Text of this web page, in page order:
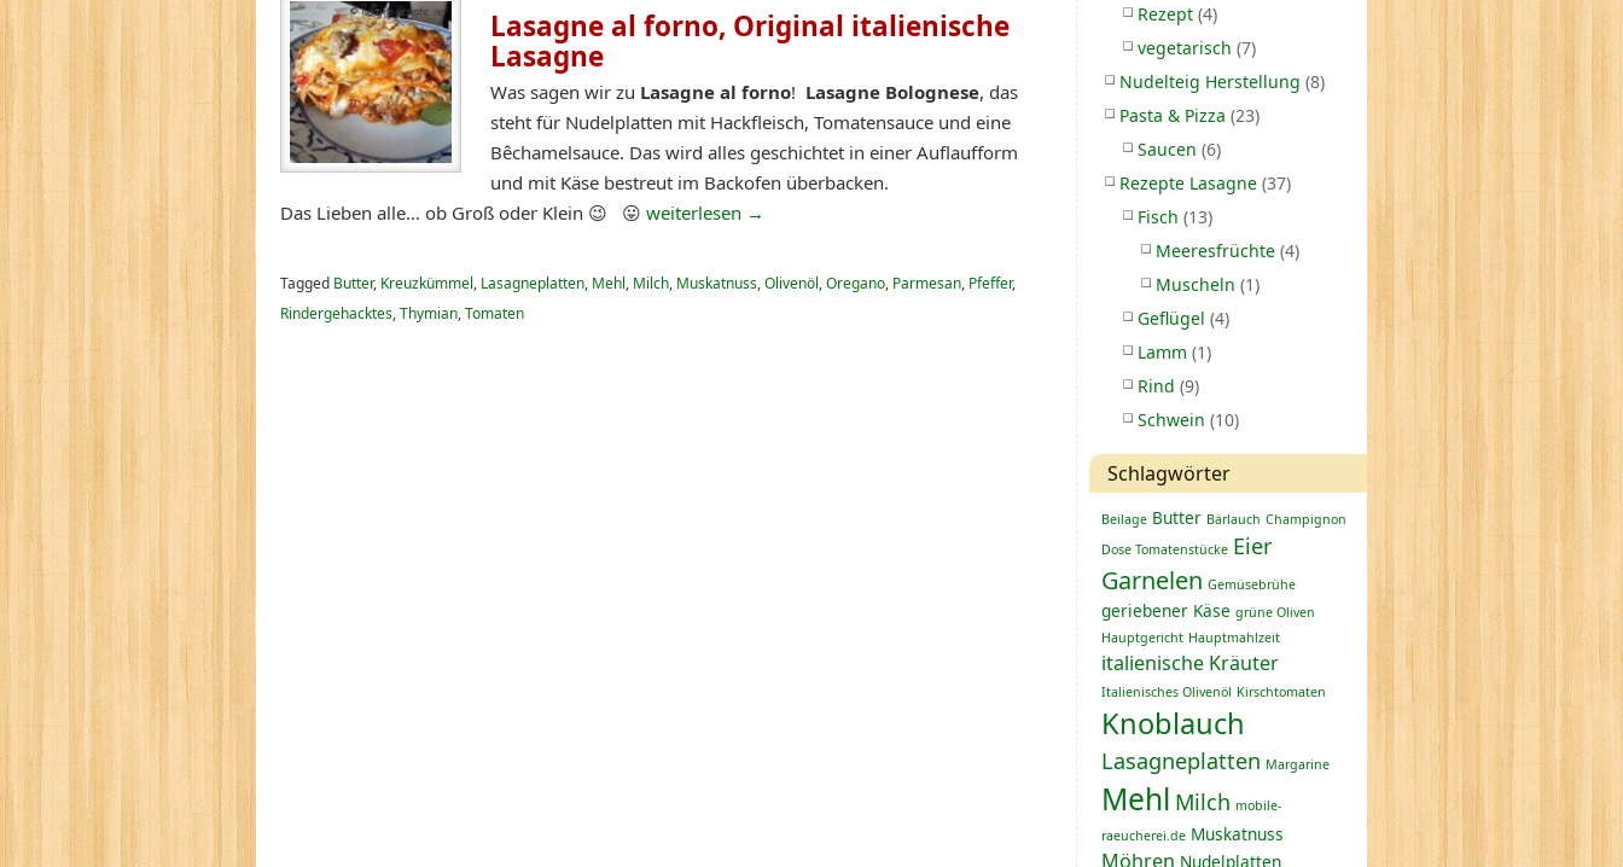
Lasagne al forno, Original italienische
Lasagne
Was sagen wir zu Lasagne al forno! Lasagne Bolognese, das
steht für Nudelplatten mit Hackfleisch, Tomatensauce und eine
Bêchamelsauce. Das wird alles geschichtet in einer Auflaufform
und mit Käse bestreut im Backofen überbacken.
Das Lieben alle… ob Groß oder Klein 😉 😛 weiterlesen →
Tagged Butter, Kreuzkümmel, Lasagneplatten, Mehl, Milch, Muskatnuss,Olivenöl,Oregano, Parmesan, Pfeffer,
Rindergehacktes,Thymian,Tomaten
Rezept (4)
vegetarisch (7)
Nudelteig Herstellung (8)
Pasta & Pizza (23)
Saucen (6)
Rezepte Lasagne (37)
Fisch (13)
Meeresfrüchte (4)
Muscheln (1)
Geflügel (4)
Lamm (1)
Rind (9)
Schwein (10)
Schlagwörter
Beilage Butter Bärlauch Champignon
Dose Tomatenstücke Eier
Garnelen Gemüsebrühe
geriebener Käse grüne Oliven
Hauptgericht Hauptmahlzeit
italienische Kräuter
Italienisches Olivenöl Kirschtomaten
Knoblauch
Lasagneplatten Margarine
Mehl Milch mobile-
raeucherei.de Muskatnuss
Möhren Nudelplatten